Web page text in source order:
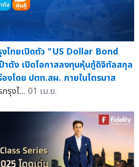
งไทยเปิดตัว "US Dollar Bond
ตัง เปิดโอกาสลงทุนหุ้นกู้ดิจิทัลสกุล
งโดย ปตท.สผ. ภายในไตรมาส
รุงไ... 01 เม.ย.